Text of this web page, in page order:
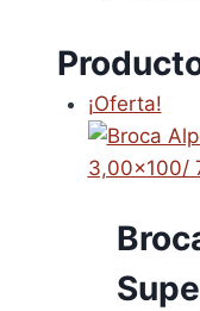
¡Oferta!